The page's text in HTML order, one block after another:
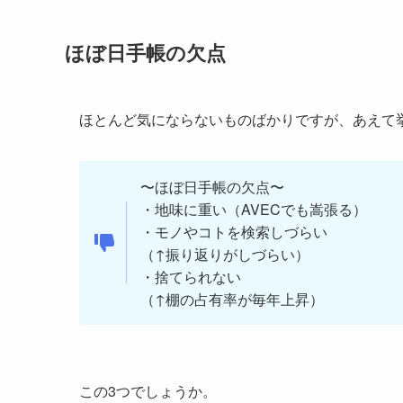
ほぼ日手帳の欠点
ほとんど気にならないものばかりですが、あえて
〜ほぼ日手帳の欠点〜
・地味に重い（AVECでも嵩張る）
・モノやコトを検索しづらい
（↑振り返りがしづらい）
・捨てられない
（↑棚の占有率が毎年上昇）
この3つでしょうか。